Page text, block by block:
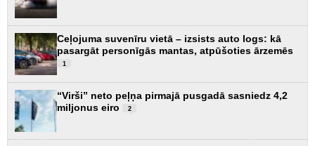
Ceļojuma suvenīru vietā – izsists auto logs: kā
pasargāt personīgās mantas, atpūšoties ārzemēs
1
“Virši” neto peļņa pirmajā pusgadā sasniedz 4,2
miljonus eiro
2